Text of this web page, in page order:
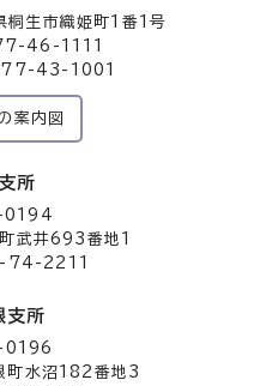
生市織姫町1番1号
46-1111
43-1001
案内図
所
0194
武井693番地1
74-2211
支所
0196
町水沼182番地3